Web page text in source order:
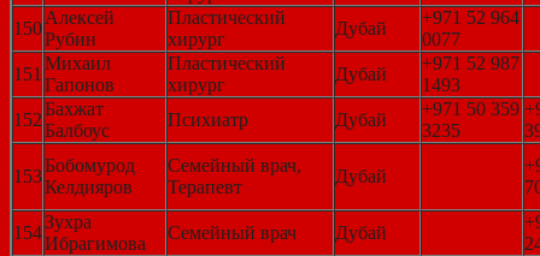
150
Алексей
Рубин
Пластический
хирург
Дубай
+971 52 964
0077
151
Михаил
Гапонов
Пластический
хирург
Дубай
+971 52 987
1493
152
Бахжат
Балбоус
Психиатр Дубай
+971 50 359
3235
153
Бобомурод
Келдияров
Семейный врач,
Терапевт
Дубай
154
Зухра
Ибрагимова
Семейный врач Дубай